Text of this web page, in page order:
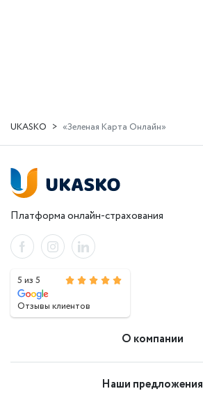
UKASKO «Зеленая Карта Онлайн»
Платформа онлайн-страхования
5 из 5
Отзывы клиентов
О компании
Наши предложения